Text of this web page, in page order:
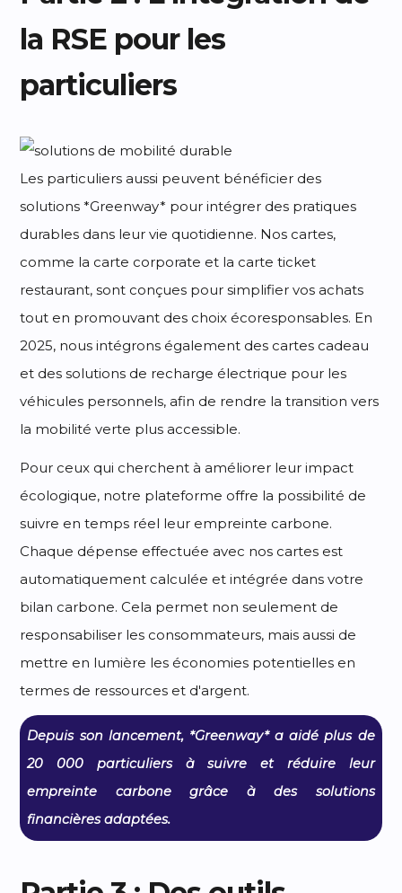
la RSE pour les
particuliers
Les particuliers aussi peuvent bénéficier des
solutions *Greenway* pour intégrer des pratiques
durables dans leur vie quotidienne. Nos cartes,
comme la carte corporate et la carte ticket
restaurant, sont conçues pour simplifier vos achats
tout en promouvant des choix écoresponsables. En
2025, nous intégrons également des cartes cadeau
et des solutions de recharge électrique pour les
véhicules personnels, afin de rendre la transition vers
la mobilité verte plus accessible.
Pour ceux qui cherchent à améliorer leur impact
écologique, notre plateforme offre la possibilité de
suivre en temps réel leur empreinte carbone.
Chaque dépense effectuée avec nos cartes est
automatiquement calculée et intégrée dans votre
bilan carbone. Cela permet non seulement de
responsabiliser les consommateurs, mais aussi de
mettre en lumière les économies potentielles en
termes de ressources et d'argent.
Depuis son lancement, *Greenway* a aidé plus de
20 000 particuliers à suivre et réduire leur
empreinte carbone grâce à des solutions
financières adaptées.